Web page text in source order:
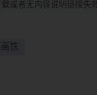
或者无内容说明链接失
高铁